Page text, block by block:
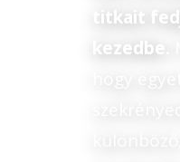
titkait
kezedbe.